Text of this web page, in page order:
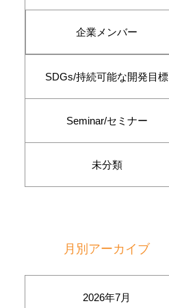
企業メンバー
SDGs/持続可能な開発目標
Seminar/セミナー
未分類
月別アーカイブ
2026年7月